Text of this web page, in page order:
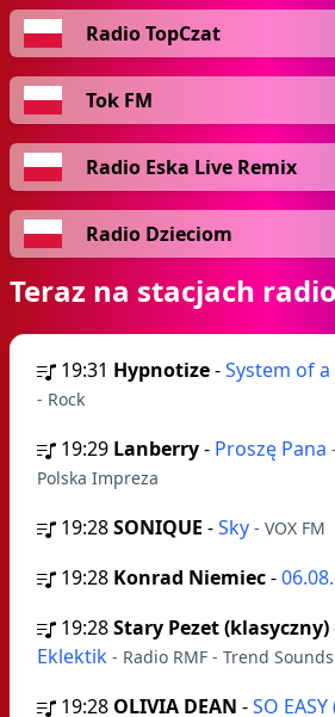
Radio TopCzat
Tok FM
Radio Eska Live Remix
Radio Dzieciom
Teraz na stacjach
19:31 Hypnotize-System of
- Rock
19:29 Lanberry- Proszę Pana
Polska Impreza
19:28SONIQUE -Sky - VOX FM
19:28 Konrad Niemiec-
19:28Stary Pezet (klasyczny)
Eklektik - Radio RMF - Trend Sounds
19:28 OLIVIA DEAN -SO